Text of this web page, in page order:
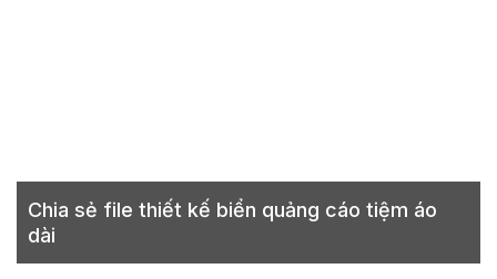
Chia sẻ file thiết kế biển quảng cáo tiệm áo
dài